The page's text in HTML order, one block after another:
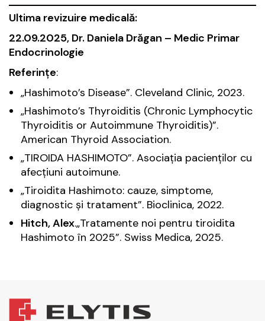
Ultima revizuire medicală:
22.09.2025, Dr. Daniela Drăgan – Medic Primar
Endocrinologie
Referințe:
„Hashimoto’s Disease”. Cleveland Clinic, 2023.
„Hashimoto’s Thyroiditis (Chronic Lymphocytic
Thyroiditis or Autoimmune Thyroiditis)”.
American Thyroid Association.
„TIROIDA HASHIMOTO”. Asociația pacienților cu
afecțiuni autoimune.
„Tiroidita Hashimoto: cauze, simptome,
diagnostic și tratament”. Bioclinica, 2022.
Hitch, Alex.„Tratamente noi pentru tiroidita
Hashimoto în 2025”. Swiss Medica, 2025.